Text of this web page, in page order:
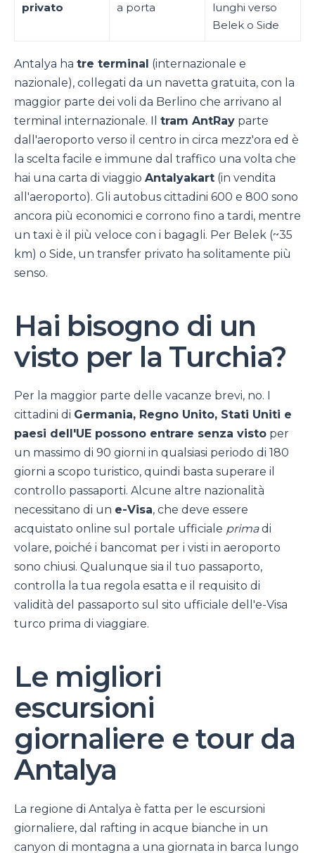
privato
a porta
lunghi verso
Belek o Side
Antalya ha tre terminal (internazionale e
nazionale), collegati da un navetta gratuita, con la
maggior parte dei voli da Berlino che arrivano al
terminal internazionale. Il tram AntRay parte
dall'aeroporto verso il centro in circa mezz'ora ed è
la scelta facile e immune dal traffico una volta che
hai una carta di viaggio Antalyakart (in vendita
all'aeroporto). Gli autobus cittadini 600 e 800 sono
ancora più economici e corrono fino a tardi, mentre
un taxi è il più veloce con i bagagli. Per Belek (~35
km) o Side, un transfer privato ha solitamente più
senso.
Hai bisogno di un
visto per la Turchia?
Per la maggior parte delle vacanze brevi, no. I
cittadini di Germania, Regno Unito, Stati Uniti e
paesi dell'UE possono entrare senza visto per
un massimo di 90 giorni in qualsiasi periodo di 180
giorni a scopo turistico, quindi basta superare il
controllo passaporti. Alcune altre nazionalità
necessitano di un e-Visa, che deve essere
acquistato online sul portale ufficiale primadi
volare, poiché i bancomat per i visti in aeroporto
sono chiusi. Qualunque sia il tuo passaporto,
controlla la tua regola esatta e il requisito di
validità del passaporto sul sito ufficiale dell'e-Visa
turco prima di viaggiare.
Le migliori
escursioni
giornaliere e tour da
Antalya
La regione di Antalya è fatta per le escursioni
giornaliere, dal rafting in acque bianche in un
canyon di montagna a una giornata in barca lungo